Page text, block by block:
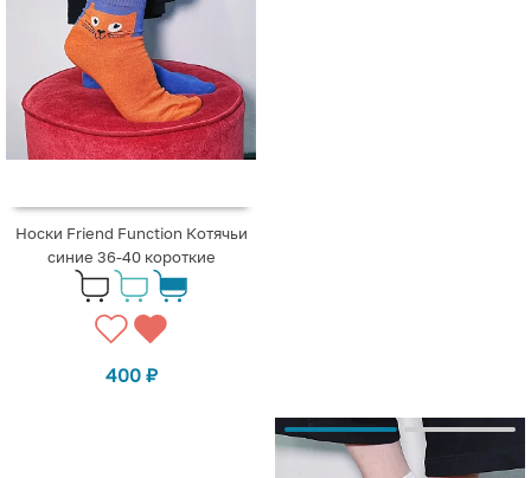
Носки Friend Function Котячьи
синие 36-40 короткие
400 ₽